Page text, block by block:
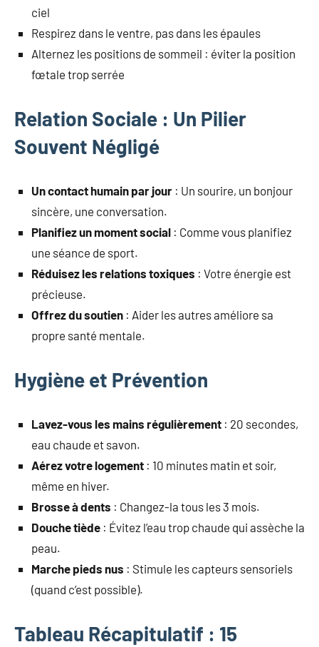
ciel
Respirez dans le ventre, pas dans les épaules
Alternez les positions de sommeil : éviter la position
fœtale trop serrée
Relation Sociale : Un Pilier
Souvent Négligé
Un contact humain par jour : Un sourire, un bonjour
sincère, une conversation.
Planifiez un moment social : Comme vous planifiez
une séance de sport.
Réduisez les relations toxiques : Votre énergie est
précieuse.
Offrez du soutien : Aider les autres améliore sa
propre santé mentale.
Hygiène et Prévention
Lavez-vous les mains régulièrement : 20 secondes,
eau chaude et savon.
Aérez votre logement : 10 minutes matin et soir,
même en hiver.
Brosse à dents : Changez-la tous les 3 mois.
Douche tiède : Évitez l’eau trop chaude qui assèche la
peau.
Marche pieds nus : Stimule les capteurs sensoriels
(quand c’est possible).
Tableau Récapitulatif : 15